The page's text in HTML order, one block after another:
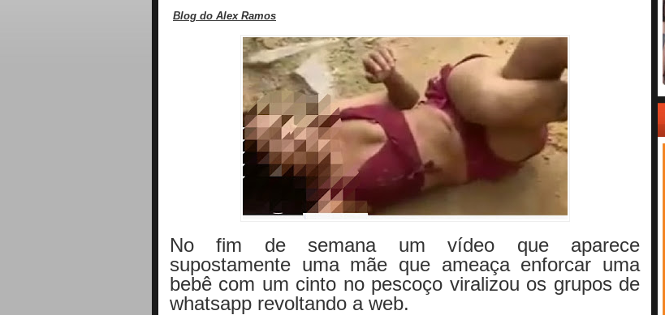
Blog do Alex Ramos
No fim de semana um vídeo que aparece
supostamente uma mãe que ameaça enforcar uma
bebê com um cinto no pescoço viralizou os grupos de
whatsapp revoltando a web.